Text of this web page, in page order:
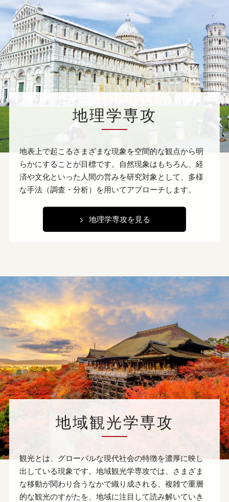
地理学専攻
地表上で起こるさまざまな現象を空間的な観点から明
らかにすることが目標です。自然現象はもちろん、経
済や文化といった人間の営みを研究対象として、多様
な手法（調査・分析）を用いてアプローチします。
地理学専攻を見る
地域観光学専攻
観光とは、グローバルな現代社会の特徴を濃厚に映し
出している現象です。地域観光学専攻では、さまざま
な移動が関わり合うなかで織り成される、複雑で重層
的な観光のすがたを、地域に注目して読み解いていき